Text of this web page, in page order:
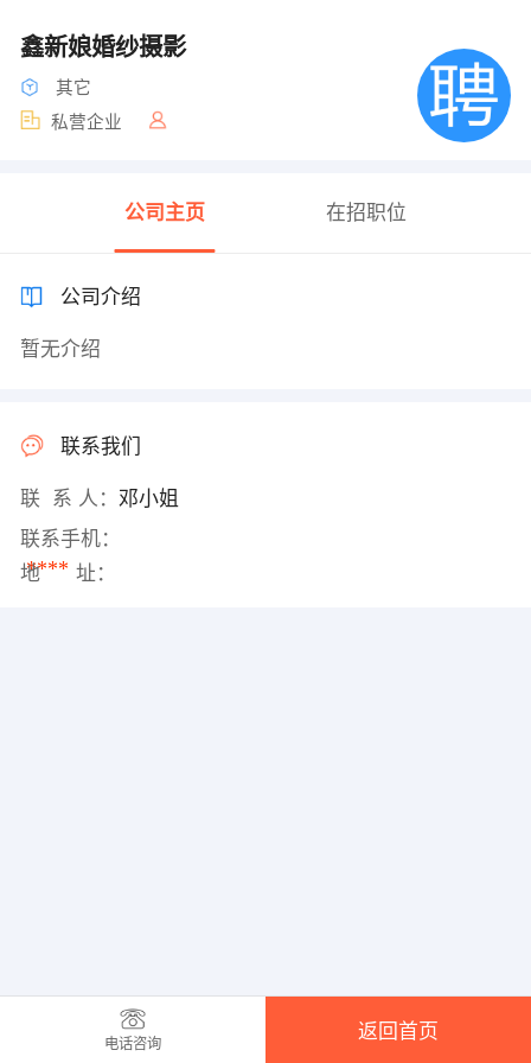
鑫新娘婚纱摄影
其它
私营企业
公司主页 在招职位
公司介绍
暂无介绍
联系我们
联 系 人： 邓小姐
联系手机：
****
地 址：
电话咨询
返回首页